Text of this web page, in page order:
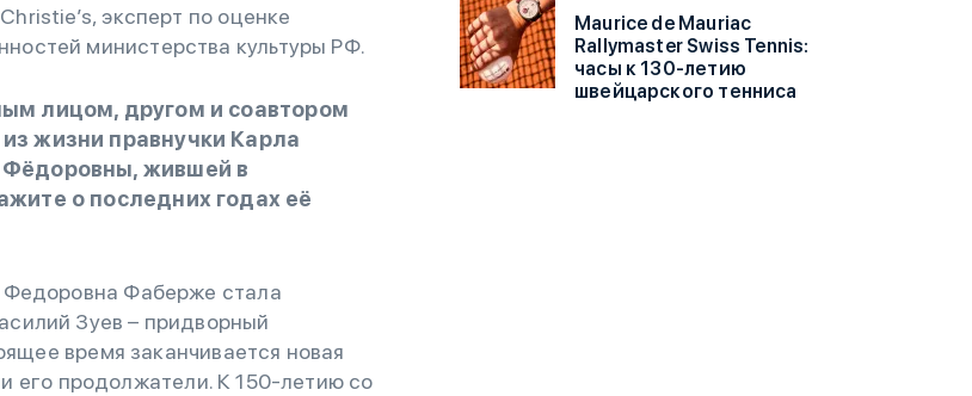
эксперт по оценке
министерства культуры РФ.
лицом, другом и соавтором
жизни правнучки Карла
жившей в
о последних годах её
Федоровна Фаберже стала
Зуев – придворный
время заканчивается новая
его продолжатели. К 150-летию со
Maurice de Mauriac
Rallymaster Swiss Tennis:
часы к 130-летию
швейцарского тенниса